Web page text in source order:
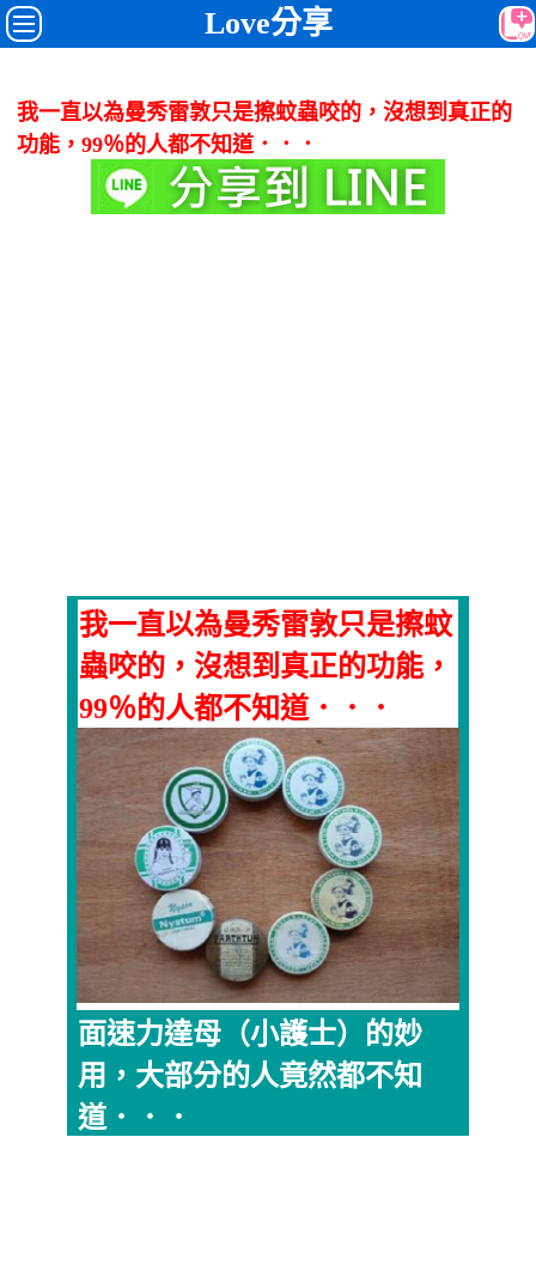
Love分享
我一直以為曼秀雷敦只是擦蚊蟲咬的，沒想到真正的
功能，99％的人都不知道．．．
我一直以為曼秀雷敦只是擦蚊
蟲咬的，沒想到真正的功能，
99％的人都不知道．．．
面速力達母（小護士）的妙
用，大部分的人竟然都不知
道．．．